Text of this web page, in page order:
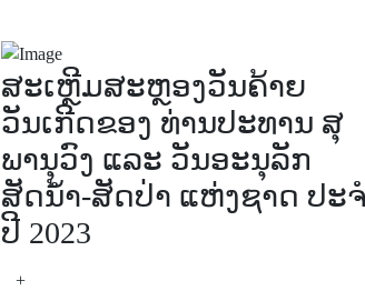
ສະເຫຼີມສະຫຼອງວັນຄ້າຍ
ວັນເກີດຂອງ ທ່ານປະທານ ສຸ
ພານຸວົງ ແລະ ວັນອະນຸລັກ
ສັດນໍ້າ-ສັດປ່າ ແຫ່ງຊາດ ປະ
ປີ 2023
+